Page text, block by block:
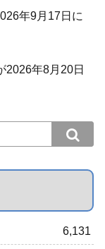
年9月17日に
2026年8月20日
6,131